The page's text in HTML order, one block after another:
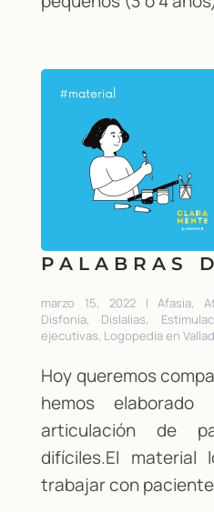
PALABRAS
marzo 15, 2022 | Afasia,
Disfonía, Dislalias,
ejecutivas, Logopedia en
Hoy queremos
hemos
articulación de
difíciles.El material
trabajar con